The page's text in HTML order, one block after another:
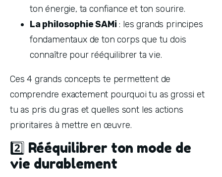
ton énergie, ta confiance et ton sourire.
La philosophie SAMi : les grands principes
fondamentaux de ton corps que tu dois
connaître pour rééquilibrer ta vie.
Ces 4 grands concepts te permettent de
comprendre exactement pourquoi tu as grossi et
tu as pris du gras et quelles sont les actions
prioritaires à mettre en œuvre.
2️⃣ Rééquilibrer ton mode de
vie durablement